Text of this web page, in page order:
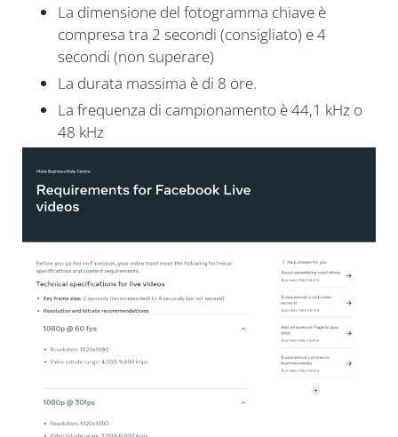
La dimensione del fotogramma chiave è
compresa tra 2 secondi (consigliato) e 4
secondi (non superare)
La durata massima è di 8 ore.
La frequenza di campionamento è 44,1 kHz o
48 kHz